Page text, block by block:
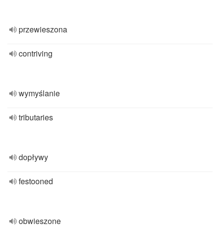
przewieszona
contriving
wymyślanie
tributaries
dopływy
festooned
obwieszone